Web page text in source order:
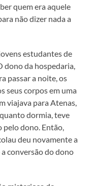
quem era aquele
não dizer nada a
estudantes de
dono da hospedaria,
passar a noite, os
seus corpos em uma
viajava para Atenas,
dormia, teve
pelo dono. Então,
deu novamente a
conversão do dono